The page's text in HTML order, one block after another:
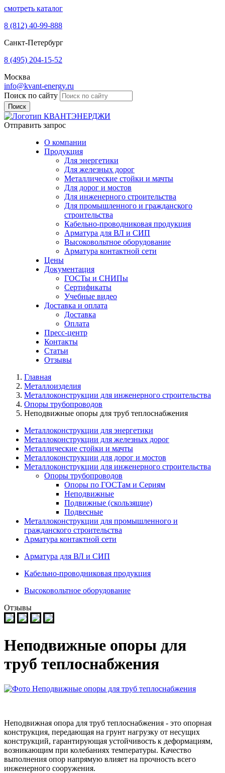
смотреть каталог
8 (812) 40-99-888
Санкт-Петербург
8 (495) 204-15-52
Москва
info@kvant-energy.ru
Поиск по сайту
Отправить запрос
О компании
Продукция
Для энергетики
Для железных дорог
Металлические стойки и мачты
Для дорог и мостов
Для инженерного строительства
Для промышленного и гражданского
строительства
Кабельно-проводниковая продукция
Арматура для ВЛ и СИП
Высоковольтное оборудование
Арматура контактной сети
Цены
Документация
ГОСТы и СНИПы
Сертификаты
Учебные видео
Доставка и оплата
Доставка
Оплата
Пресс-центр
Контакты
Статьи
Отзывы
Главная
Металлоизделия
Металлоконструкции для инженерного строительства
Опоры трубопроводов
Неподвижные опоры для труб теплоснабжения
Металлоконструкции для энергетики
Металлоконструкции для железных дорог
Металлические стойки и мачты
Металлоконструкции для дорог и мостов
Металлоконструкции для инженерного строительства
Опоры трубопроводов
Опоры по ГОСТам и Сериям
Неподвижные
Подвижные (скользящие)
Подвесные
Металлоконструкции для промышленного и
гражданского строительства
Арматура контактной сети
Арматура для ВЛ и СИП
Кабельно-проводниковая продукция
Высоковольтное оборудование
Отзывы
Неподвижные опоры для
труб теплоснабжения
Неподвижная опора для труб теплоснабжения - это опорная
конструкция, передающая на грунт нагрузку от несущих
конструкций, гарантирующая устойчивость к деформациям,
возникающим при колебаниях температуры. Качество
выполнения опор напрямую влияет на прочность всего
инженерного сооружения.